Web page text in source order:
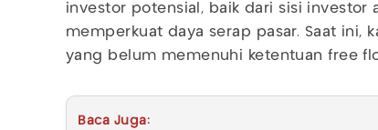
investor potensial, baik dari sisi investor
memperkuat daya serap pasar. Saat ini,
yang belum memenuhi ketentuan free
Baca Juga: